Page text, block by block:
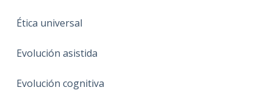
Ética universal
Evolución asistida
Evolución cognitiva